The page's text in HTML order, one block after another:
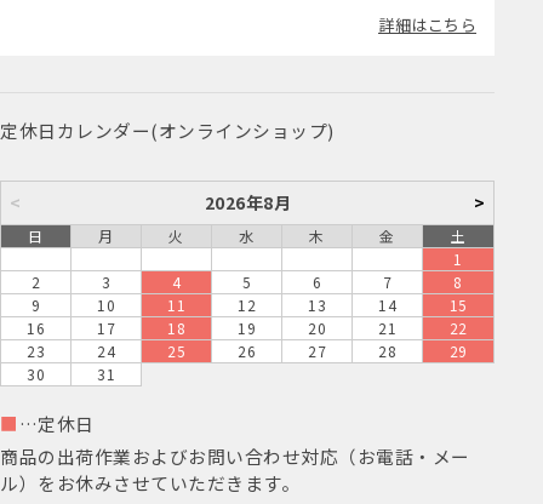
詳細はこちら
定休日カレンダー(オンラインショップ)
< 2026年8月 >
日 月 火 水 木 金
土
1
2
3 4 5 6 7
8
9
10 11 12 13 14
15
16
17 18 19 20 21
22
23
24 25 26 27 28
29
30
31
■ …定休日
商品の出荷作業およびお問い合わせ対応（お電話・メー
ル）をお休みさせていただきます。